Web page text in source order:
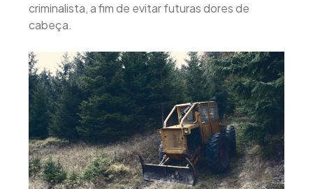
criminalista, a fim de evitar futuras dores de
cabeça.